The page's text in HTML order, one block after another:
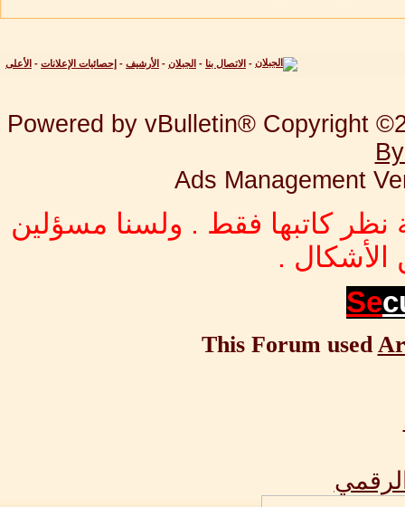
- الاتصال بنا - الجبلان - الأرشيف - إحصائيات الإعلانات - الأعلى
Powered by vBulletin® Copyright
Ads Management
نظر كاتبها فقط . ولسنا مسؤلين
.
Se
This Forum used